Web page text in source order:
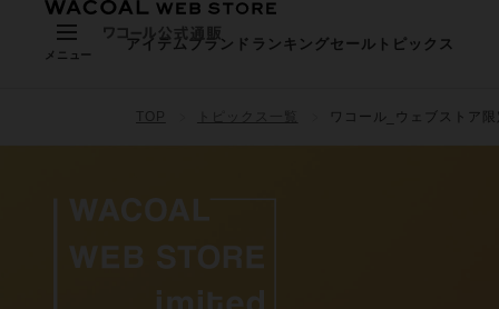
メニュー
アイテム ブランド ランキングセール トピックス
TOP トピックス一覧 ワコール_ウェブストア